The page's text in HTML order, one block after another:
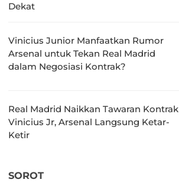
Dekat
Vinicius Junior Manfaatkan Rumor
Arsenal untuk Tekan Real Madrid
dalam Negosiasi Kontrak?
Real Madrid Naikkan Tawaran Kontrak
Vinicius Jr, Arsenal Langsung Ketar-
Ketir
SOROT